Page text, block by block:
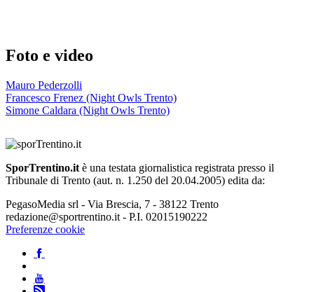
Foto e video
Mauro Pederzolli
Francesco Frenez (Night Owls Trento)
Simone Caldara (Night Owls Trento)
SporTrentino.it è una testata giornalistica registrata presso il
Tribunale di Trento (aut. n. 1.250 del 20.04.2005) edita da:
PegasoMedia srl - Via Brescia, 7 - 38122 Trento
redazione@sportrentino.it - P.I. 02015190222
Preferenze cookie